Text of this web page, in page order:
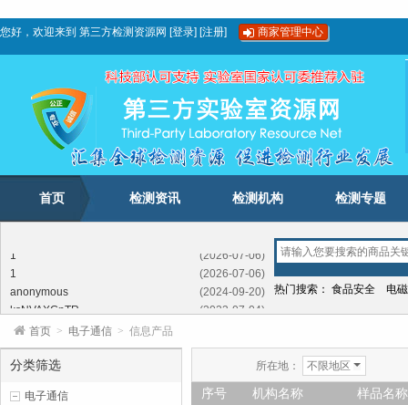
您好，欢迎来到 第三方检测资源网 [登录] [注册] 商家管理中心
首页 检测资讯 检测机构 检测专题
1
(2026-07-06)
1
(2026-07-06)
anonymous
(2024-09-20)
ksNVAXGnTR
(2023-07-04)
FFSEXXTkjeroPv
SdwLBwDombxYI
(2021-11-09)
(2020-11-21)
1
(2026-07-06)
热门搜索： 食品安全 电
首页 > 电子通信 > 信息产品
分类筛选
电子通信
所在地： 不限地区
序号 机构名称 样品名称